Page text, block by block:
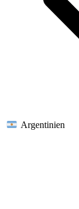
Argentinien